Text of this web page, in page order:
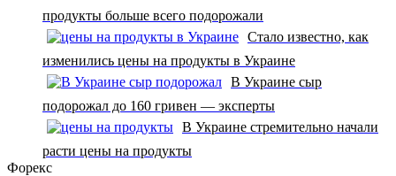
продукты больше всего подорожали
Стало известно, как
изменились цены на продукты в Украине
В Украине сыр
подорожал до 160 гривен — эксперты
В Украине стремительно начали
расти цены на продукты
Форекс